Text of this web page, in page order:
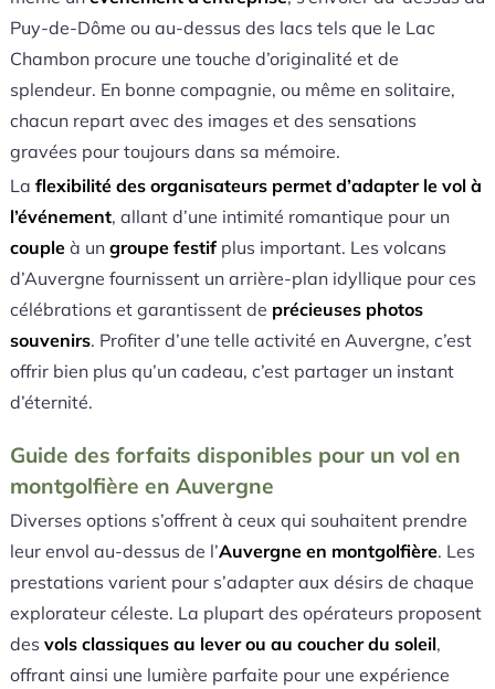
Puy-de-Dôme ou au-dessus des lacs tels que le Lac
Chambon procure une touche d’originalité et de
splendeur. En bonne compagnie, ou même en solitaire,
chacun repart avec des images et des sensations
gravées pour toujours dans sa mémoire.
La flexibilité des organisateurs permet d’adapter le vol à
l’événement, allant d’une intimité romantique pour un
coupleà un groupe festifplus important. Les volcans
d’Auvergne fournissent un arrière-plan idyllique pour ces
célébrations et garantissent de précieuses photos
souvenirs. Profiter d’une telle activité en Auvergne, c’est
offrir bien plus qu’un cadeau, c’est partager un instant
d’éternité.
Guide des forfaits disponibles pour un vol en
montgolfière en Auvergne
Diverses options s’offrent à ceux qui souhaitent prendre
leur envol au-dessus de l’Auvergne en montgolfière. Les
prestations varient pour s’adapter aux désirs de chaque
explorateur céleste. La plupart des opérateurs proposent
des vols classiques au lever ou au coucher du soleil,
offrant ainsi une lumière parfaite pour une expérience